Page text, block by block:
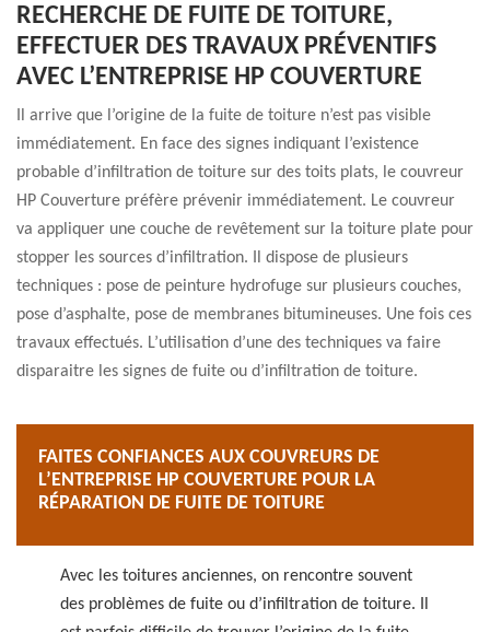
RECHERCHE DE FUITE DE TOITURE,
EFFECTUER DES TRAVAUX PRÉVENTIFS
AVEC L’ENTREPRISE HP COUVERTURE
Il arrive que l’origine de la fuite de toiture n’est pas visible
immédiatement. En face des signes indiquant l’existence
probable d’infiltration de toiture sur des toits plats, le couvreur
HP Couverture préfère prévenir immédiatement. Le couvreur
va appliquer une couche de revêtement sur la toiture plate pour
stopper les sources d’infiltration. Il dispose de plusieurs
techniques : pose de peinture hydrofuge sur plusieurs couches,
pose d’asphalte, pose de membranes bitumineuses. Une fois ces
travaux effectués. L’utilisation d’une des techniques va faire
disparaitre les signes de fuite ou d’infiltration de toiture.
FAITES CONFIANCES AUX COUVREURS DE
L’ENTREPRISE HP COUVERTURE POUR LA
RÉPARATION DE FUITE DE TOITURE
Avec les toitures anciennes, on rencontre souvent
des problèmes de fuite ou d’infiltration de toiture. Il